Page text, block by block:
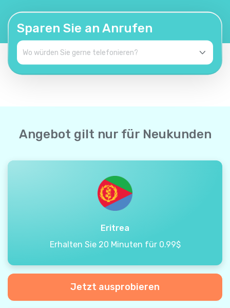
Sparen Sie an Anrufen
Angebot gilt nur für Neukunden
Eritrea
Erhalten Sie 20 Minuten für 0.99$
Jetzt ausprobieren